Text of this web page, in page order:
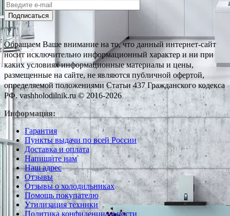
Подписаться
Обращаем Ваше внимание на то, что данный интернет-сайт
носит исключительно информационный характер и ни при
каких условиях информационные материалы и цены,
размещенные на сайте, не являются публичной офертой,
определяемой положениями Статьи 437 Гражданского кодекса
РФ. vashholodilnik.ru © 2016-2026
Информация:
Гарантия
Пункты выдачи по всей России
Доставка и оплата
Напишите нам
Наш адрес
Отзывы
Отзывы о холодильниках
Помощь покупателю
Утилизация техники
Политика конфиденциальности